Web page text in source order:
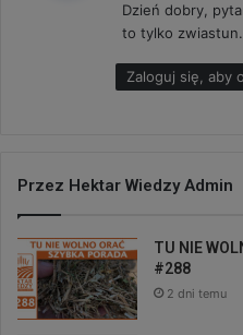
Dzień dobry,
to tylko
Zaloguj się, aby
Przez Hektar Wiedzy Admin
TU NIE
#288
2 dni temu